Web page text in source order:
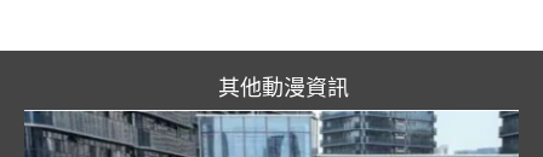
其他動漫資訊